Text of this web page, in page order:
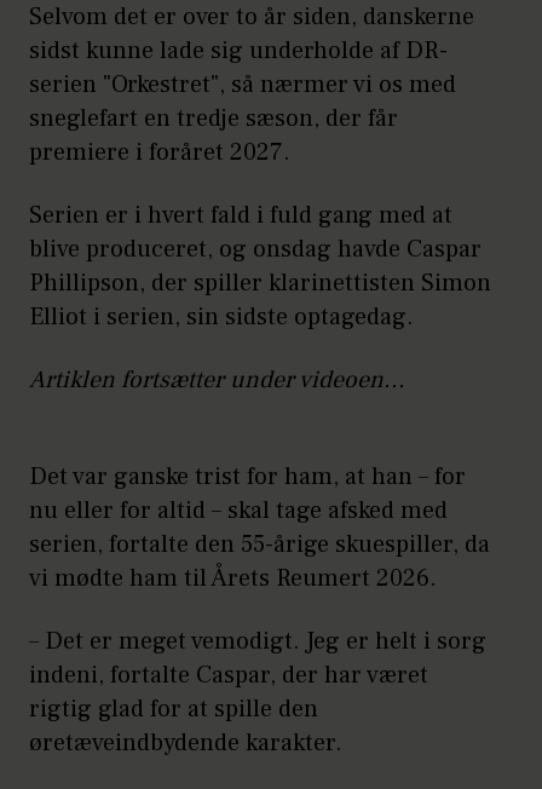
Selvom det er over to år siden, danskerne
sidst kunne lade sig underholde af DR-
serien "Orkestret", så nærmer vi os med
sneglefart en tredje sæson, der får
premiere i foråret 2027.
Serien er i hvert fald i fuld gang med at
blive produceret, og onsdag havde Caspar
Phillipson, der spiller klarinettisten Simon
Elliot i serien, sin sidste optagedag.
Artiklen fortsætter under videoen...
Det var ganske trist for ham, at han – for
nu eller for altid – skal tage afsked med
serien, fortalte den 55-årige skuespiller, da
vi mødte ham til Årets Reumert 2026.
– Det er meget vemodigt. Jeg er helt i sorg
indeni, fortalte Caspar, der har været
rigtig glad for at spille den
øretæveindbydende karakter.